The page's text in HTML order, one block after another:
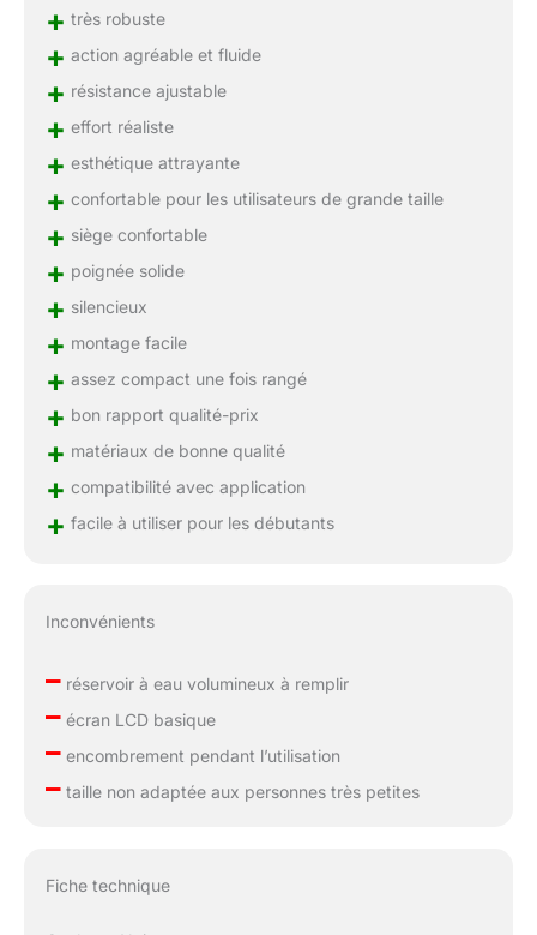
+ très robuste
+ action agréable et fluide
+ résistance ajustable
+ effort réaliste
+ esthétique attrayante
+ confortable pour les utilisateurs de grande taille
+ siège confortable
+ poignée solide
+ silencieux
+ montage facile
+ assez compact une fois rangé
+ bon rapport qualité-prix
+ matériaux de bonne qualité
+ compatibilité avec application
+ facile à utiliser pour les débutants
Inconvénients
–réservoir à eau volumineux à remplir
–écran LCD basique
–encombrement pendant l’utilisation
–taille non adaptée aux personnes très petites
Fiche technique